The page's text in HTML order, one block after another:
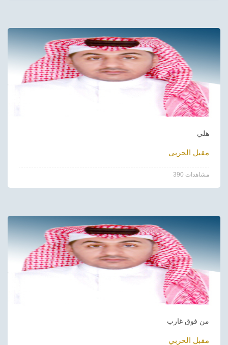
هلي
مقبل الحربي
390 مشاهدات
من فوق غارب
مقبل الحربي